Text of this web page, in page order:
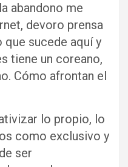
abandono me
devoro prensa
sucede aquí y
tiene un coreano,
Cómo afrontan el
lo propio, lo
como exclusivo y
ser